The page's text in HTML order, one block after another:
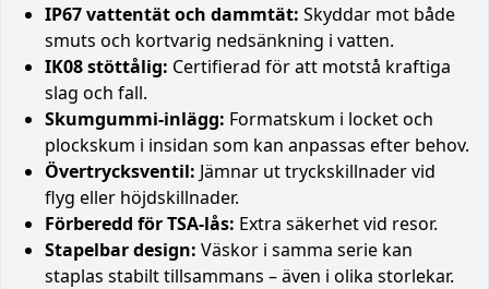
IP67 vattentät och dammtät: Skyddar mot både
smuts och kortvarig nedsänkning i vatten.
IK08 stöttålig: Certifierad för att motstå kraftiga
slag och fall.
Skumgummi-inlägg: Formatskum i locket och
plockskum i insidan som kan anpassas efter behov.
Övertrycksventil: Jämnar ut tryckskillnader vid
flyg eller höjdskillnader.
Förberedd för TSA-lås: Extra säkerhet vid resor.
Stapelbar design: Väskor i samma serie kan
staplas stabilt tillsammans – även i olika storlekar.